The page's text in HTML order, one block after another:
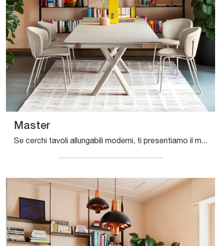
Master
Se cerchi tavoli allungabili moderni, ti presentiamo il modello da pranzo in ceramica Master del marchio Connubia.